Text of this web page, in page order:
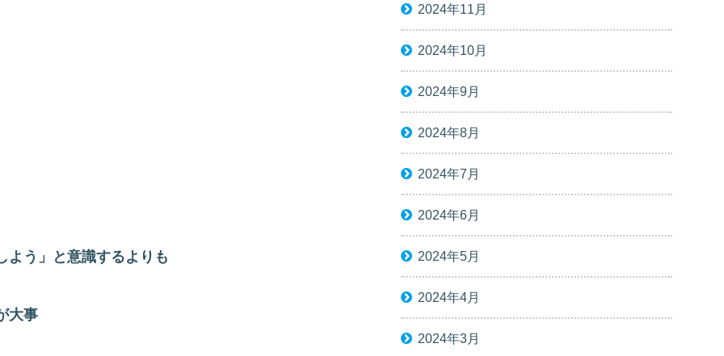
よう」と意識するよりも
大事
2024年11月
2024年10月
2024年9月
2024年8月
2024年7月
2024年6月
2024年5月
2024年4月
2024年3月